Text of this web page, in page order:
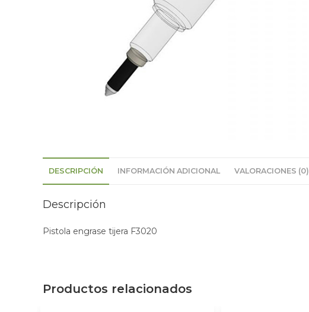
DESCRIPCIÓN INFORMACIÓN ADICIONAL VALORACIONES (0)
Descripción
Pistola engrase tijera F3020
Productos relacionados